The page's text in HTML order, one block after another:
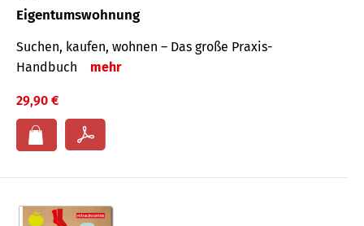
Eigentumswohnung
Suchen, kaufen, wohnen – Das große Praxis-
Handbuch
mehr
29,90 €